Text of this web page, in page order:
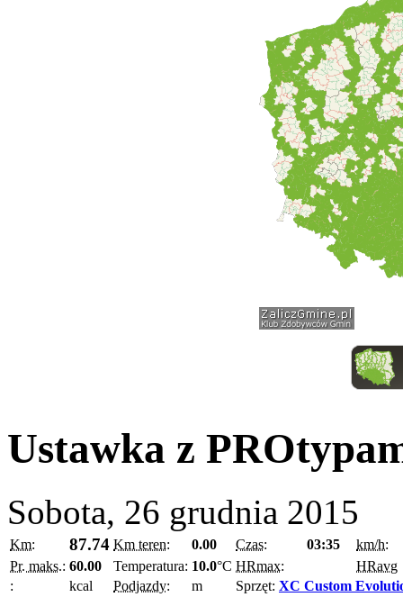
Ustawka z
Sobota, 26 grudnia 2015
Km: 87.74 Km teren: 0.00 Czas: 03:35
km/h:
Pr. maks.: 60.00 Temperatura: 10.0°C HRmax:
HRavg
:
kcal Podjazdy: m Sprzęt: XC Custom